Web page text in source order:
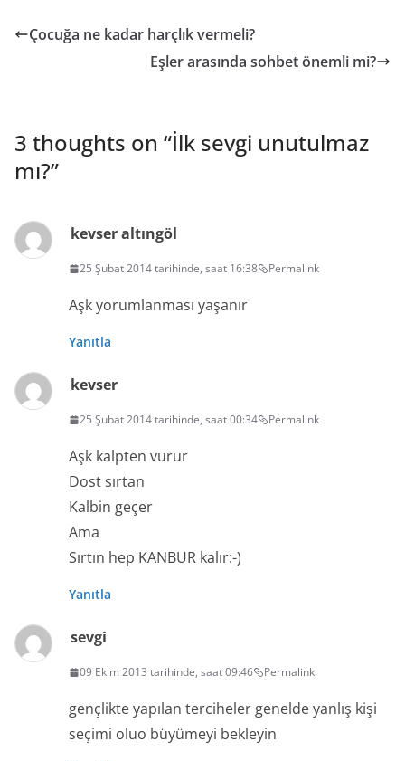
Çocuğa ne kadar harçlık vermeli?
Eşler arasında sohbet önemli mi?
3 thoughts on “İlk sevgi unutulmaz
mı?”
kevser altıngöl
25 Şubat 2014 tarihinde, saat 16:38 Permalink
Aşk yorumlanması yaşanır
Yanıtla
kevser
25 Şubat 2014 tarihinde, saat 00:34 Permalink
Aşk kalpten vurur
Dost sırtan
Kalbin geçer
Ama
Sırtın hep KANBUR kalır:-)
Yanıtla
sevgi
09 Ekim 2013 tarihinde, saat 09:46 Permalink
gençlikte yapılan terciheler genelde yanlış kişi
seçimi oluo büyümeyi bekleyin